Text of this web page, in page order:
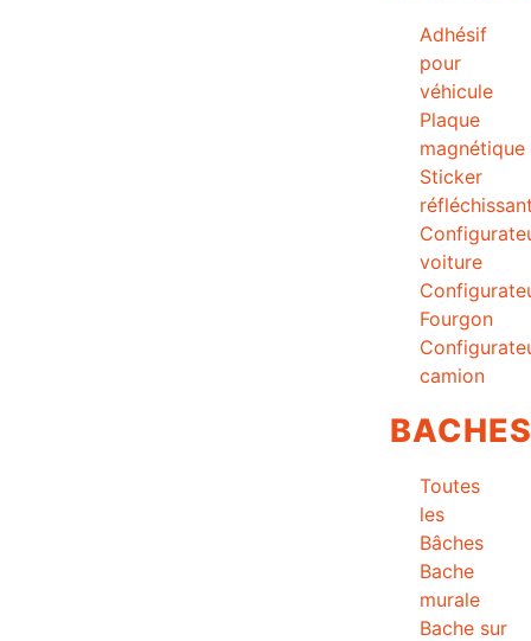
Adhésif
pour
véhicule
Plaque
magnétique
Sticker
voiture
Fourgon
camion
BACHES
Toutes
les
Bâches
Bache
murale
Bache sur